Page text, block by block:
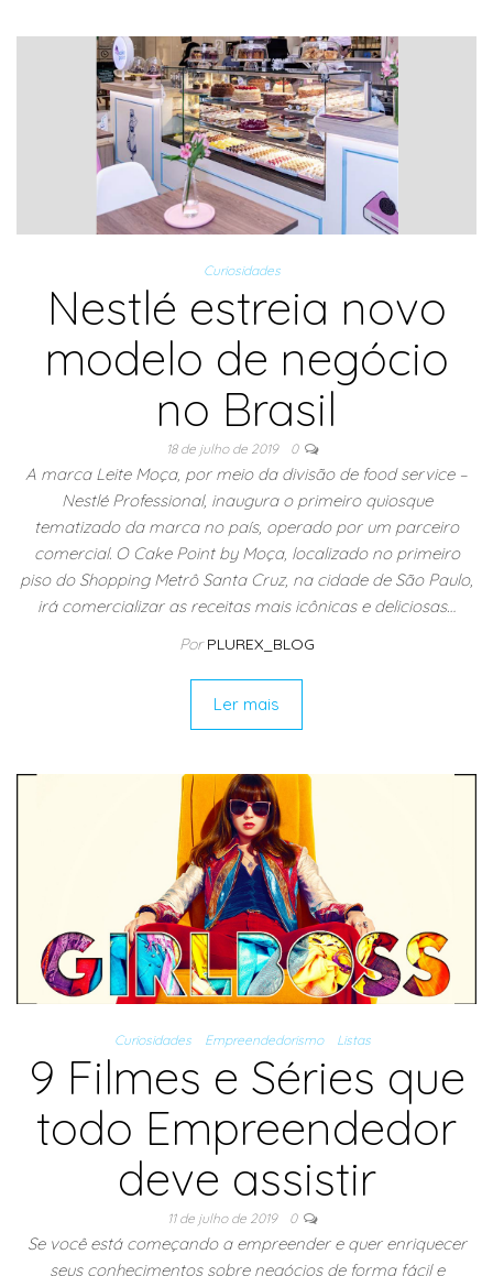
Curiosidades
Nestlé estreia novo
modelo de negócio
no Brasil
18 de julho de 2019 0
A marca Leite Moça, por meio da divisão de food service –
Nestlé Professional, inaugura o primeiro quiosque
tematizado da marca no país, operado por um parceiro
comercial. O Cake Point by Moça, localizado no primeiro
piso do Shopping Metrô Santa Cruz, na cidade de São Paulo,
irá comercializar as receitas mais icônicas e deliciosas…
Por PLUREX_BLOG
Ler mais
Curiosidades Empreendedorismo Listas
9 Filmes e Séries que
todo Empreendedor
deve assistir
11 de julho de 2019 0
Se você está começando a empreender e quer enriquecer
seus conhecimentos sobre negócios de forma fácil e